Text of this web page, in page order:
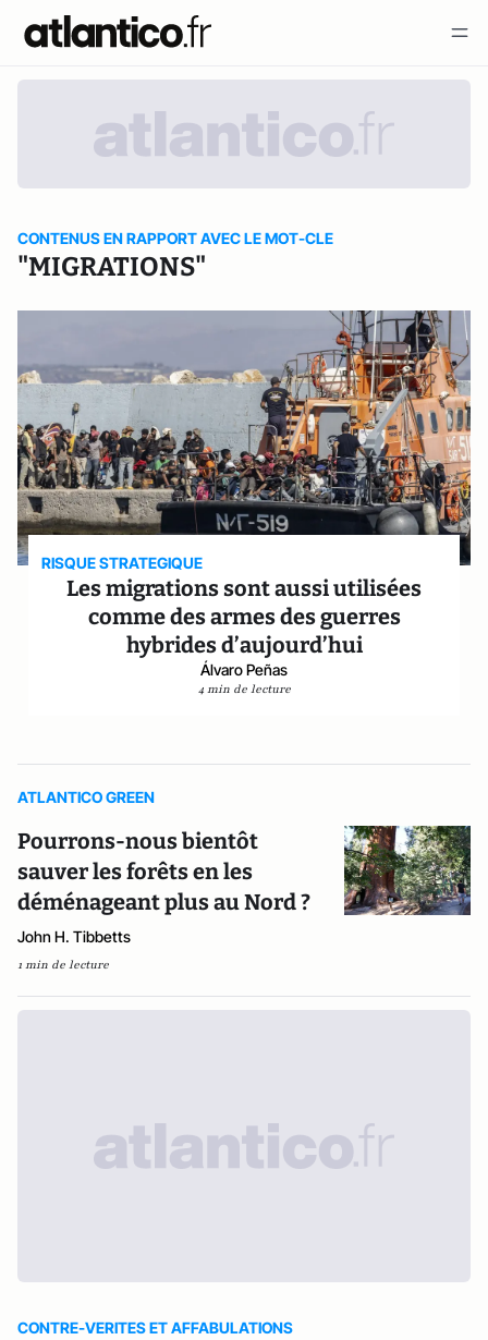
CONTENUS EN RAPPORT AVEC LE MOT-CLE
"MIGRATIONS"
RISQUE STRATEGIQUE
Les migrations sont aussi utilisées
comme des armes des guerres
hybrides d’aujourd’hui
Álvaro Peñas
4 min de lecture
ATLANTICO GREEN
Pourrons-nous bientôt
sauver les forêts en les
déménageant plus au Nord ?
John H. Tibbetts
1 min de lecture
CONTRE-VERITES ET AFFABULATIONS